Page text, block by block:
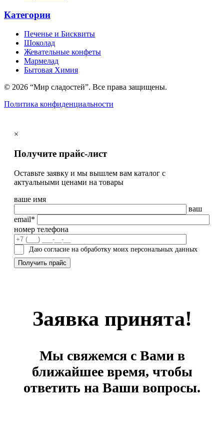
Категории
Печенье и Бисквиты
Шоколад
Жевательные конфеты
Мармелад
Бытовая Химия
© 2026 “Мир сладостей”. Все права защищены.
Политика конфиденциальности
×
Получите прайс-лист
Оставьте заявку и мы вышлем вам каталог с
актуальными ценами на товары
ваше имя
ваш
email*
номер телефона
Даю согласие на обработку моих персональных данных
Заявка принята!
Мы свяжемся с Вами в
ближайшее время, чтобы
ответить на Ваши вопросы.